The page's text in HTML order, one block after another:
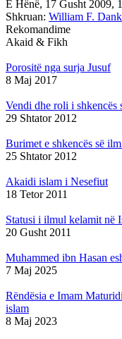
E Hënë, 17 Gusht 2009,
Shkruan: William F.
Rekomandime
Akaid & Fikh
Porositë nga surja Jusuf
8 Maj 2017
Vendi dhe roli i shkencës
29 Shtator 2012
Burimet e shkencës së
25 Shtator 2012
Akaidi islam i Nesefiut
18 Tetor 2011
Statusi i ilmul kelamit në
20 Gusht 2011
Muhammed ibn Hasan
7 Maj 2025
Rëndësia e Imam
islam
8 Maj 2023